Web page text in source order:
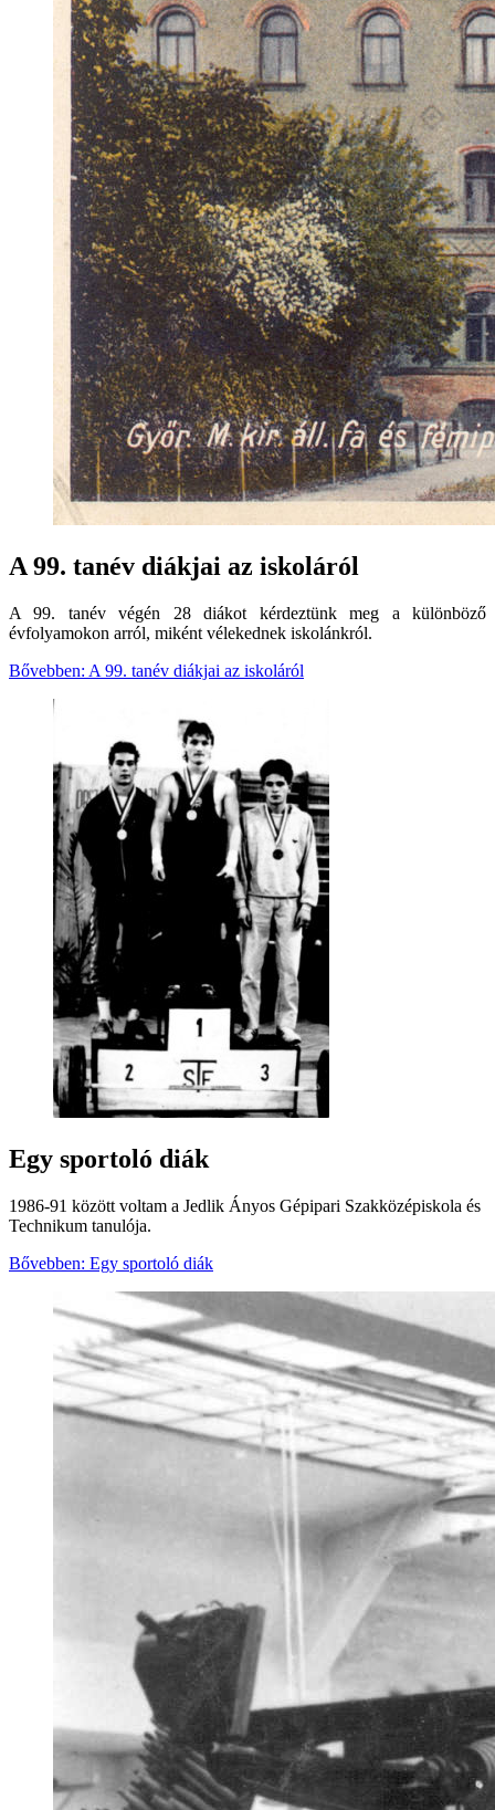
A 99. tanév diákjai az iskoláról
A 99. tanév végén 28 diákot kérdeztünk meg a különböző
évfolyamokon arról, miként vélekednek iskolánkról.
Bővebben: A 99. tanév diákjai az iskoláról
Egy sportoló diák
1986-91 között voltam a Jedlik Ányos Gépipari Szakközépiskola és
Technikum tanulója.
Bővebben: Egy sportoló diák